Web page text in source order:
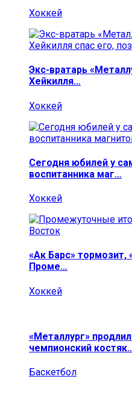
Хоккей
Экс-вратарь
Хейкилля…
Хоккей
Сегодня юбилей у
воспитанника маг…
Хоккей
«Ак Барс» тормозит,
Проме…
Хоккей
«Металлург»
чемпионский
Баскетбол